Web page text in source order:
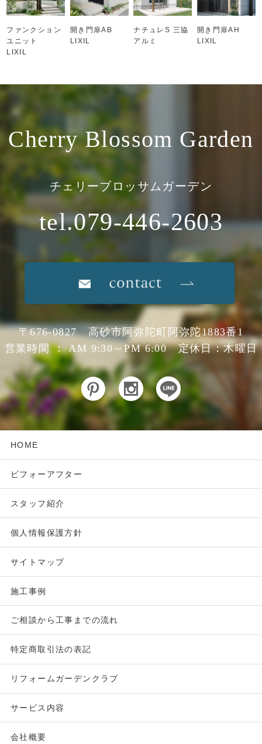
ファンクション
ユニット
LIXIL
開き門扉AB
LIXIL
ナチュレS 三協
アルミ
開き門扉AH
LIXIL
Cherry Blossom Garden
チェリーブロッサムガーデン
tel.079-446-2603
〒676-0827 高砂市阿弥陀町阿弥陀1883番1
営業時間 ： AM 9:30～PM 6:00 定休日：木曜日
HOME
ビフォーアフター
スタッフ紹介
個人情報保護方針
サイトマップ
施工事例
ご相談から工事までの流れ
特定商取引法の表記
リフォームガーデンクラブ
サービス内容
会社概要